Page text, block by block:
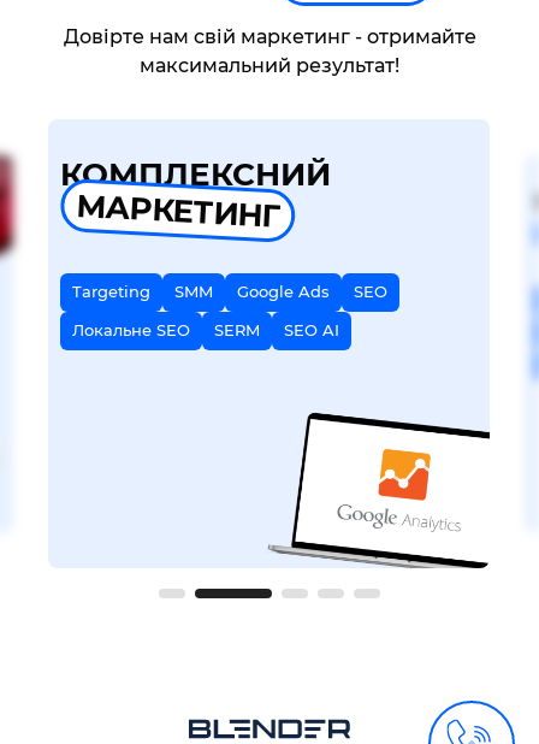
Довірте нам свій маркетинг - отримайте
максимальний результат!
КОМПЛЕКСНИЙ
МАРКЕТИНГ
Targeting SMM Google Ads
SEO
Локальне SEO
SERM SEO AI